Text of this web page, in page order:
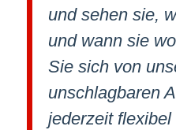
und sehen sie,
und wann sie
Sie sich von
unschlagbaren
jederzeit